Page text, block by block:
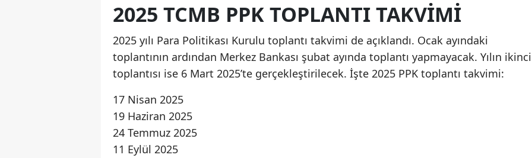
2025 TCMB PPK TOPLANTI TAKVIMI
2025 yılı Para Politikası Kurulu toplantı takvimi de açıklandı. Ocak ayındaki
toplantının ardından Merkez Bankası şubat ayında toplantı yapmayacak. Yılın ikinci
toplantısı ise 6 Mart 2025’te gerçekleştirilecek. İşte 2025 PPK toplantı takvimi:
17 Nisan 2025
19 Haziran 2025
24 Temmuz 2025
11 Eylül 2025